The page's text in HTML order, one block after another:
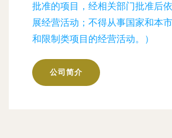
批准的项目，经相关部门批准后
展经营活动；不得从事国家和本
和限制类项目的经营活动。）
公司简介